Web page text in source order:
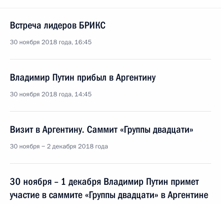
Встреча лидеров БРИКС
30 ноября 2018 года, 16:45
Владимир Путин прибыл в Аргентину
30 ноября 2018 года, 14:45
Визит в Аргентину. Саммит «Группы двадцати»
30 ноября − 2 декабря 2018 года
30 ноября – 1 декабря Владимир Путин примет
участие в саммите «Группы двадцати» в Аргентине